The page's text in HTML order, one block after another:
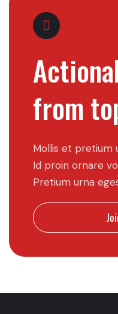
from
Mollis et pretium
Id proin ornare
Pretium urna